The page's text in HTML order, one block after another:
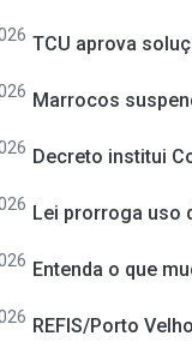
TCU aprova
Marrocos
Decreto institui
Lei prorroga uso
Entenda o que
REFIS/Porto